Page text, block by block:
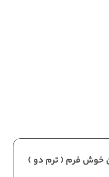
خوش فرم ( ترم دو )